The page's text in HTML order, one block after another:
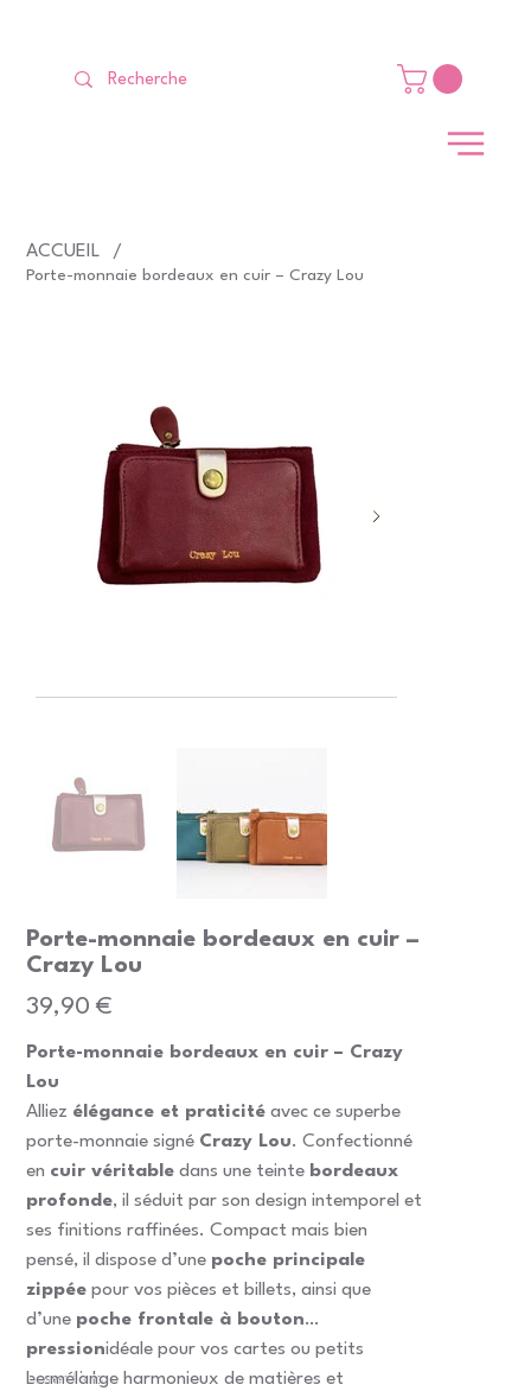
ACCUEIL /
Porte-monnaie bordeaux en cuir – Crazy Lou
Porte-monnaie bordeaux en cuir –
Crazy Lou
Prix
39,90 €
Porte-monnaie bordeaux en cuir – Crazy
Lou
Alliez élégance et praticité avec ce superbe
porte-monnaie signé Crazy Lou. Confectionné
en cuir véritable dans une teinte bordeaux
profonde, il séduit par son design intemporel et
ses finitions raffinées. Compact mais bien
pensé, il dispose d’une poche principale
zippée pour vos pièces et billets, ainsi que
d’une poche frontale à bouton
pressionidéale pour vos cartes ou petits
essentiels.
Le mélange harmonieux de matières et